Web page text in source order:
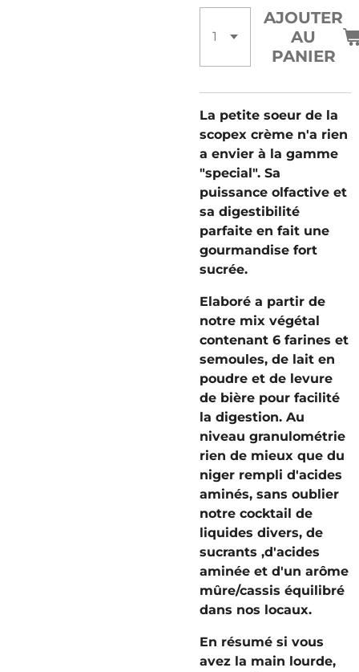
AJOUTER
AU
PANIER
La petite soeur de la
scopex crème n'a rien
a envier à la gamme
"special". Sa
puissance olfactive et
sa digestibilité
parfaite en fait une
gourmandise fort
sucrée.
Elaboré a partir de
notre mix végétal
contenant 6 farines et
semoules, de lait en
poudre et de levure
de bière pour facilité
la digestion. Au
niveau granulométrie
rien de mieux que du
niger rempli d'acides
aminés, sans oublier
notre cocktail de
liquides divers, de
sucrants ,d'acides
aminée et d'un arôme
mûre/cassis équilibré
dans nos locaux.
En résumé si vous
avez la main lourde,